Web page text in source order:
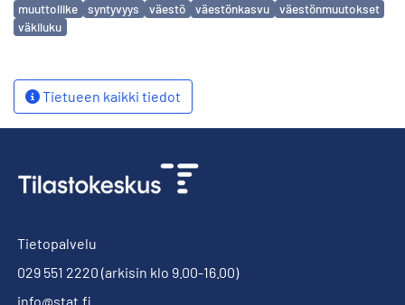
muuttoliike
syntyvyys väestö väestönkasvu
väestönmuutokset
väkiluku
Tietueen kaikki tiedot
Tietopalvelu
029 551 2220 (arkisin klo 9.00-16.00)
info@stat.fi